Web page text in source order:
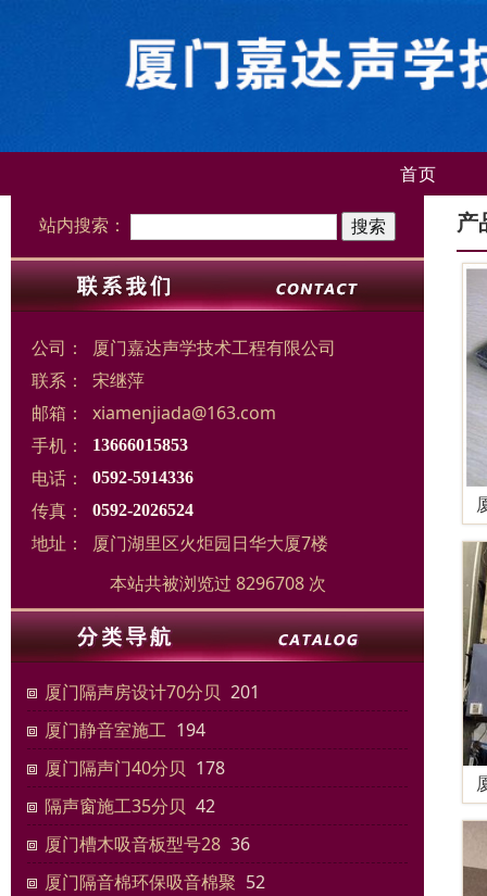
首页
站内搜索：
公司：
厦门嘉达声学技术工程有限公司
联系：
宋继萍
邮箱：
xiamenjiada@163.com
手机：
13666015853
电话： 0592-5914336
传真： 0592-2026524
地址：
厦门湖里区火炬园日华大厦7楼
本站共被浏览过 8296708 次
厦门隔声房设计70分贝 201
厦门静音室施工 194
厦门隔声门40分贝 178
隔声窗施工35分贝 42
厦门槽木吸音板型号28 36
厦门隔音棉环保吸音棉聚 52
产